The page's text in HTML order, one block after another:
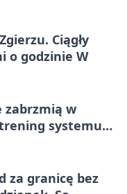
Ciągły
o godzinie W
zabrzmią w
systemu
za granicę bez